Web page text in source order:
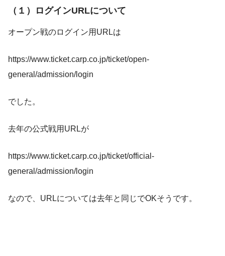
（１）ログインURLについて
オープン戦のログイン用URLは
https://www.ticket.carp.co.jp/ticket/open-
general/admission/login
でした。
去年の公式戦用URLが
https://www.ticket.carp.co.jp/ticket/official-
general/admission/login
なので、URLについては去年と同じでOKそうです。